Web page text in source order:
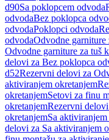
d90Sa poklopcem odvoda
odvodaBez poklopca
odvodaPoklopci odvoda
odvodaOdvodne garniture
Odvodne garniture za tuš
delovi za Bez poklopca
d52Rezervni delovi za
aktiviranjem okretanjem
okretanjemSetovi za finu
okretanjemRezervni
okretanjemSa
delovi za Sa aktiviranjem